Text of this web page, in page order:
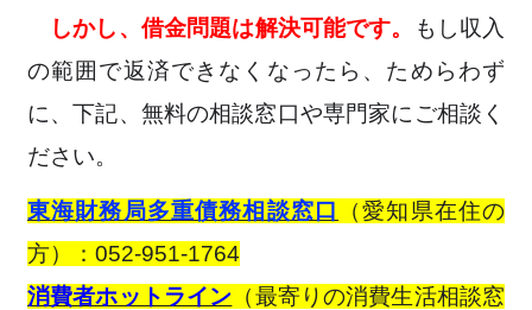
しかし、借金問題は解決可能です。
もし収入
の範囲で返済できなくなったら、ためらわず
に、下記、無料の相談窓口や専門家にご相談く
ださい。
東海財務局多重債務相談窓口
（愛知県在住の
方）：052-951-1764
消費者ホットライン （最寄りの消費生活相談窓